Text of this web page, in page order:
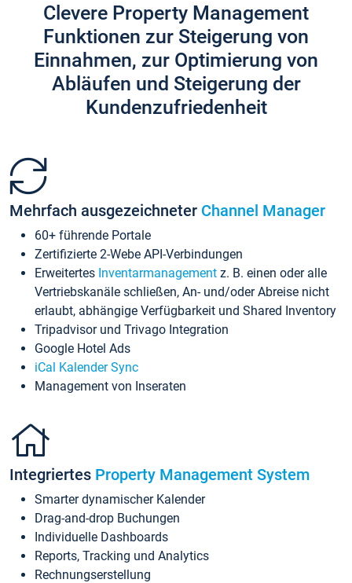
Clevere Property Management
Funktionen zur Steigerung von
Einnahmen, zur Optimierung von
Abläufen und Steigerung der
Kundenzufriedenheit
Mehrfach ausgezeichneter Channel Manager
60+ führende Portale
Zertifizierte 2-Webe API-Verbindungen
Erweitertes Inventarmanagement z. B. einen oder alle
Vertriebskanäle schließen, An- und/oder Abreise nicht
erlaubt, abhängige Verfügbarkeit und Shared Inventory
Tripadvisor und Trivago Integration
Google Hotel Ads
iCal Kalender Sync
Management von Inseraten
Integriertes Property Management System
Smarter dynamischer Kalender
Drag-and-drop Buchungen
Individuelle Dashboards
Reports, Tracking und Analytics
Rechnungserstellung